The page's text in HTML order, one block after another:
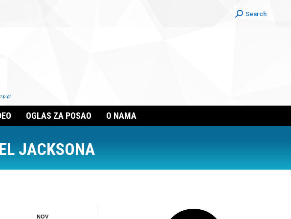
Search:
Search
OGLAS ZA POSAO O NAMA
JACKSONA
NOV